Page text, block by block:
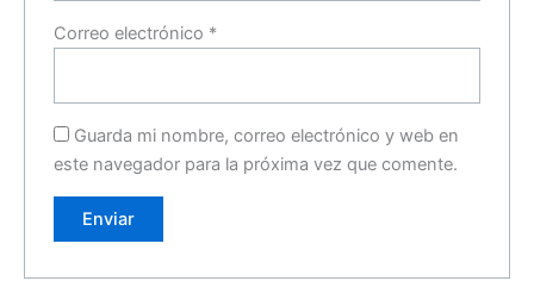
Correo electrónico *
Guarda mi nombre, correo electrónico y web en
este navegador para la próxima vez que comente.